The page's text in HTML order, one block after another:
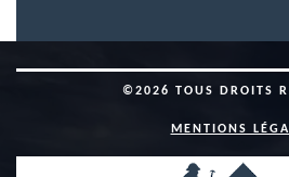
©2026 TOUS DROITS
MENTIONS